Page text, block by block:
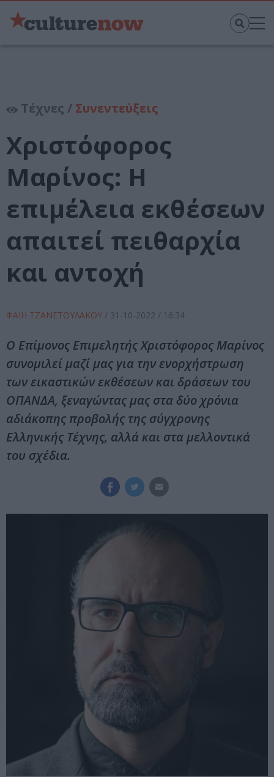
Τέχνες / Συνεντεύξεις
Χριστόφορος
Μαρίνος: Η
επιμέλεια εκθέσεων
απαιτεί πειθαρχία
και αντοχή
ΦΑΙΗ ΤΖΑΝΕΤΟΥΛΑΚΟΥ / 31-10-2022 / 16:34
Ο Επίμονος Επιμελητής Χριστόφορος Μαρίνος
συνομιλεί μαζί μας για την ενορχήστρωση
των εικαστικών εκθέσεων και δράσεων του
ΟΠΑΝΔΑ, ξεναγώντας μας στα δύο χρόνια
αδιάκοπης προβολής της σύγχρονης
Ελληνικής Τέχνης, αλλά και στα μελλοντικά
του σχέδια.